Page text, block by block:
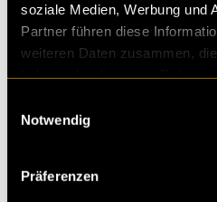
soziale Medien, Werbung und
Partner führen diese
weiteren Daten zusammen,
Notwendig
Präferenzen